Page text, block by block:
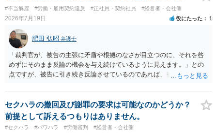
#不当解雇 #労働・雇用契約違反 #正社員・契約社員 #経営者・会社側
2026年7月19日 役にたった 1
肥田 弘昭 弁護士
「裁判官が、被告の主張に矛盾や根拠のなさが目立つのに、それを咎
めずにそのまま反論の機会を与え続けているように見えます。」との
点ですが、被告に引き続き反論させているのであれば、被告の主張が
くしている場合があります。被告がこれ以上ありませんと言えば終わ
るかと思います。ご参考にしてください。
セクハラの撤回及び謝罪の要求は可能なのかどうか？
前提として訴えるつもりはありません。
#セクハラ #パワハラ #労働審判 #経営者・会社側